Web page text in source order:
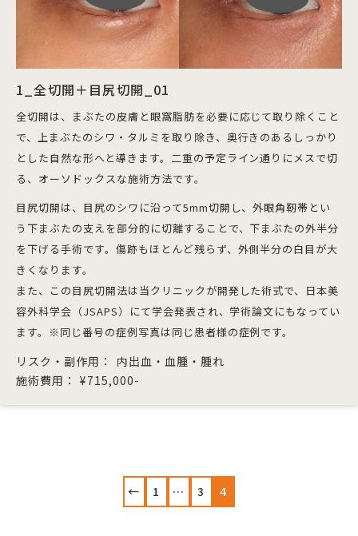
1_全切開＋目尻切開_01
全切開は、まぶたの皮膚と眼窩脂肪を必要に応じて取り除くこと
で、上まぶたのシワ・タルミを取り除き、 奥行きのあるしっかり
とした自然な形へと導きます。二重の予定ライン通りにメスで切
る、オーソドックスな施術方法です。
目尻切開は、目尻のシワに沿って5mm切開し、外眼角靭帯とい
う下まぶたの支えを部分的に切離することで、下まぶたの外半分
を下げる手術です。傷跡もほとんど残らず、外側半分の白目が大
きくなります。
また、この目尻切開法は当クリニックが開発した術式で、日本美
容外科学会（JSAPS）にて学会発表され、学術論文にもなってい
ます。※同じ番号の症例写真は同じ患者様の症例です。
リスク・副作用：
内出血・血腫・腫れ
施術費用：
¥715,000-
← 1 … 3 4